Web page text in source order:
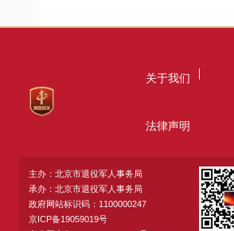
关于我们
法律声明
主办：北京市退役军人事务局
承办：北京市退役军人事务局
政府网站标识码：1100000247
京ICP备19059019号